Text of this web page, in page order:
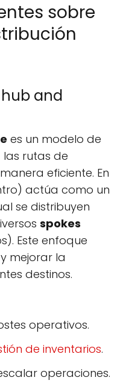
sobre
and
es un modelo de
rutas de
eficiente. En
actúa como un
se distribuyen
spokes
Este enfoque
mejorar la
destinos.
operativos.
de inventarios.
operaciones.